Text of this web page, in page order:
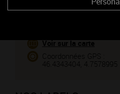
VENIR CHEZ NOUS
Voir sur la carte
Coordonnées GPS :
46.4343404, 4.7578995